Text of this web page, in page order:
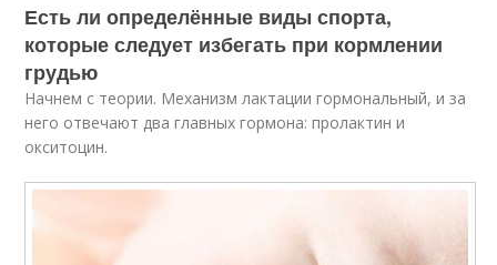
Есть ли определённые виды спорта,
которые следует избегать при кормлении
грудью
Начнем с теории. Механизм лактации гормональный, и за
него отвечают два главных гормона: пролактин и
окситоцин.